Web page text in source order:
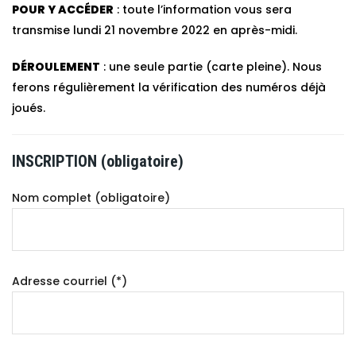
POUR Y ACCÉDER : toute l’information vous sera
transmise lundi 21 novembre 2022 en après-midi.
DÉROULEMENT : une seule partie (carte pleine). Nous
ferons régulièrement la vérification des numéros déjà
joués.
INSCRIPTION (obligatoire)
Nom complet (obligatoire)
Adresse courriel (*)